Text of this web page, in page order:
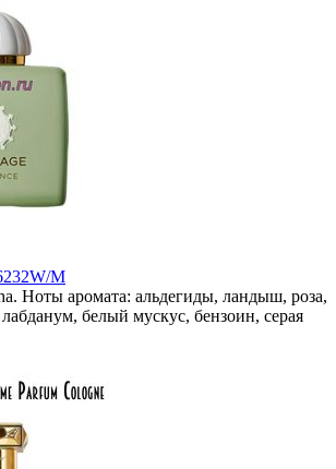
M
Ноты аромата: альдегиды, ландыш, роза,
белый мускус, бензоин, серая